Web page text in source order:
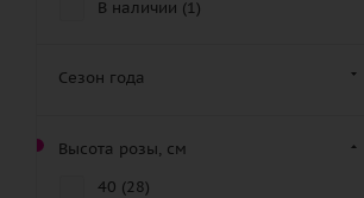
В наличии (1)
Сезон года
Высота розы, см
40 (28)